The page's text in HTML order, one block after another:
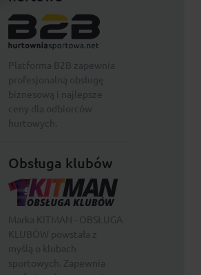
Obsługa klubów